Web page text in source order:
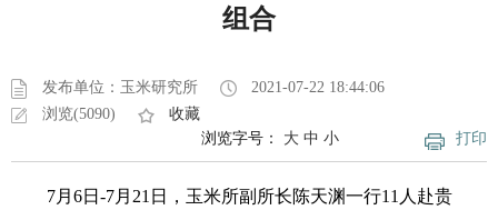
组合
发布单位：玉米研究所
2021-07-22 18:44:06
浏览(5090)
收藏
打印
浏览字号： 大 中 小
7月6日-7月21日，玉米所副所长陈天渊一行11人赴贵